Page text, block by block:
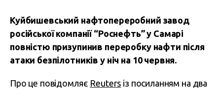
Куйбишевський нафтопереробний завод
російської компанії “Роснефть” у Самарі
повністю призупинив переробку нафти після
атаки безпілотників у ніч на 10 червня.
Про це повідомляє Reuters із посиланням на два